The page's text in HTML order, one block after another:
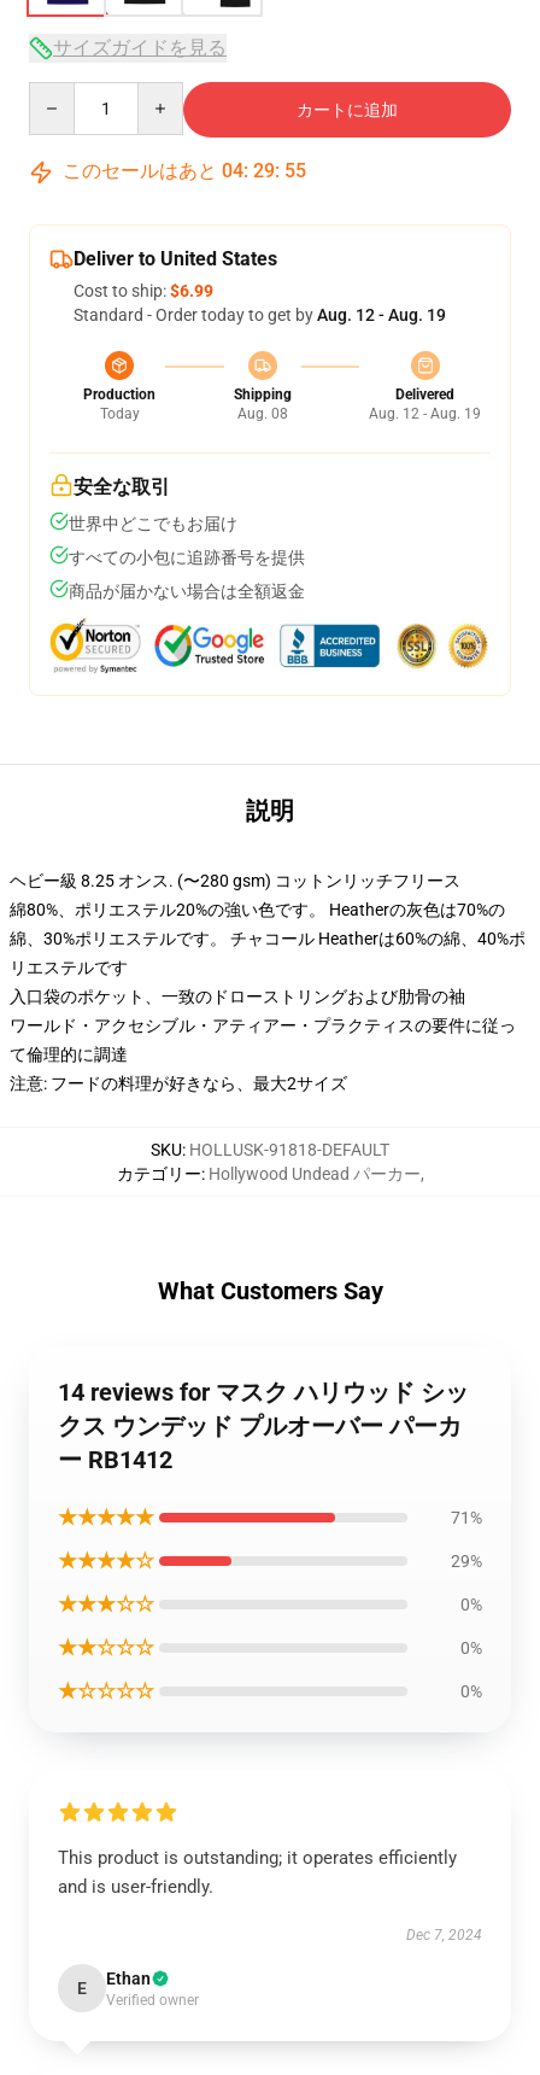
サイズガイドを見る
カートに追加
このセールはあと 04: 29: 54
Deliver to United States
Cost to ship:$6.99
Standard - Order today to get byAug. 12 - Aug. 19
Production
Today
Shipping
Aug. 08
Delivered
Aug. 12 - Aug. 19
安全な取引
世界中どこでもお届け
すべての小包に追跡番号を提供
商品が届かない場合は全額返金
説明
ヘビー級 8.25 オンス. (〜280 gsm) コットンリッチフリース
綿80%、ポリエステル20%の強い色です。 Heatherの灰色は70%の
綿、30%ポリエステルです。 チャコール Heatherは60%の綿、40%ポ
リエステルです
入口袋のポケット、一致のドローストリングおよび肋骨の袖
ワールド・アクセシブル・アティアー・プラクティスの要件に従っ
て倫理的に調達
注意: フードの料理が好きなら、最大2サイズ
SKU: HOLLUSK-91818-DEFAULT
カテゴリー: Hollywood Undead パーカー,
What Customers Say
14 reviews for マスク ハリウッド シッ
クス ウンデッド プルオーバー パーカ
ー RB1412
★★★★★ 71%
★★★★☆ 29%
★★★☆☆ 0%
★★☆☆☆ 0%
★☆☆☆☆ 0%
This product is outstanding; it operates efficiently
and is user-friendly.
Dec 7, 2024
E Ethan
Verified owner